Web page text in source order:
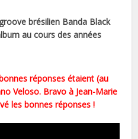
brésilien Banda Black
au cours des années
réponses étaient (au
Veloso. Bravo à Jean-Marie
les bonnes réponses !